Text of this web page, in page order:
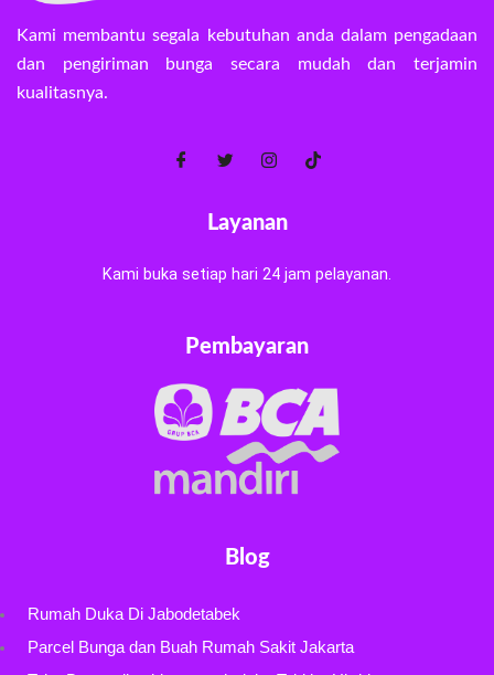
Kami membantu segala kebutuhan anda dalam pengadaan
dan pengiriman bunga secara mudah dan terjamin
kualitasnya.
Layanan
Kami buka setiap hari 24 jam pelayanan.
Pembayaran
Blog
Rumah Duka Di Jabodetabek
Parcel Bunga dan Buah Rumah Sakit Jakarta